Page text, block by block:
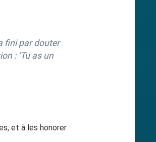
fini par douter
: ‘Tu as un
et à les honorer